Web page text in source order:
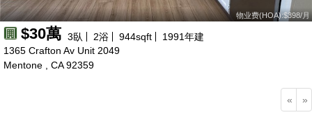
物业费(HOA):$398/月
$30萬 3臥 2浴 944sqft 1991年建
1365 Crafton Av Unit 2049
Mentone , CA 92359
« »